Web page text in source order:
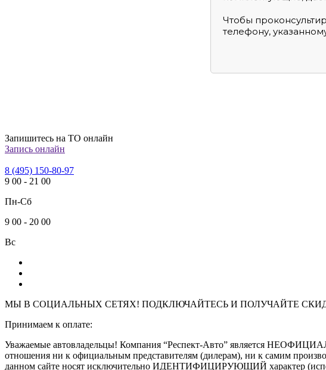
Чтобы
телефону,
Запишитесь на ТО онлайн
Запись онлайн
8 (495) 150-80-97
9 00 - 21 00
Пн-Сб
9 00 - 20 00
Вс
МЫ В СОЦИАЛЬНЫХ СЕТЯХ! ПОДКЛЮЧАЙТЕСЬ И ПОЛУЧАЙТЕ
Принимаем к оплате:
Уважаемые автовладельцы! Компания “Респект-Авто” является
отношения ни к официальным представителям (дилерам), ни к самим
данном сайте носят исключительно ИДЕНТИФИЦИРУЮЩИЙ характер